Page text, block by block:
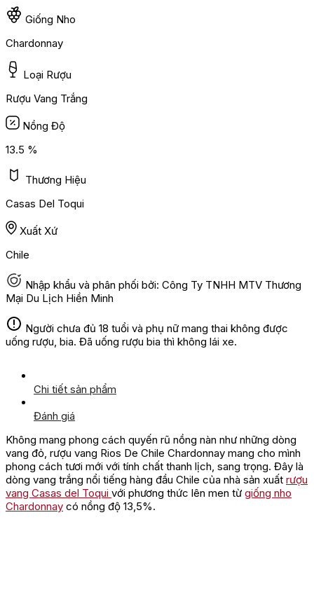
Giống Nho
Chardonnay
Loại Rượu
Rượu Vang Trắng
Nồng Độ
13.5 %
Thương Hiệu
Casas Del Toqui
Xuất Xứ
Chile
Nhập khẩu và phân phối bởi: Công Ty TNHH MTV Thương
Mại Du Lịch Hiền Minh
Người chưa đủ 18 tuổi và phụ nữ mang thai không được
uống rượu, bia. Đã uống rượu bia thì không lái xe.
Chi tiết sản phẩm
Đánh giá
Không mang phong cách quyến rũ nồng nàn như những dòng
vang đỏ, rượu vang Rios De Chile Chardonnay mang cho mình
phong cách tươi mới với tính chất thanh lịch, sang trọng. Đây là
dòng vang trắng nổi tiếng hàng đầu Chile của nhà sản xuất rượu
vang Casas del Toqui với phương thức lên men từ giống nho
Chardonnay có nồng độ 13,5%.